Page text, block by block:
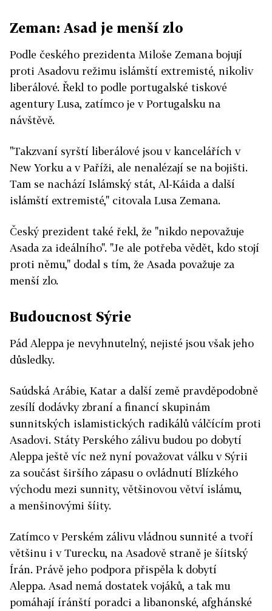
Zeman: Asad je menší zlo
Podle českého prezidenta Miloše Zemana bojují
proti Asadovu režimu islámští extremisté, nikoliv
liberálové. Řekl to podle portugalské tiskové
agentury Lusa, zatímco je v Portugalsku na
návštěvě.
"Takzvaní syrští liberálové jsou v kancelářích v
New Yorku a v Paříži, ale nenalézají se na bojišti.
Tam se nachází Islámský stát, Al-Káida a další
islámští extremisté," citovala Lusa Zemana.
Český prezident také řekl, že "nikdo nepovažuje
Asada za ideálního". "Je ale potřeba vědět, kdo stojí
proti němu," dodal s tím, že Asada považuje za
menší zlo.
Budoucnost Sýrie
Pád Aleppa je nevyhnutelný, nejisté jsou však jeho
důsledky.
Saúdská Arábie, Katar a další země pravděpodobně
zesílí dodávky zbraní a financí skupinám
sunnitských islamistických radikálů válčícím proti
Asadovi. Státy Perského zálivu budou po dobytí
Aleppa ještě víc než nyní považovat válku v Sýrii
za součást širšího zápasu o ovládnutí Blízkého
východu mezi sunnity, většinovou větví islámu,
a menšinovými šíity.
Zatímco v Perském zálivu vládnou sunnité a tvoří
většinu i v Turecku, na Asadově straně je šíitský
Írán. Právě jeho podpora přispěla k dobytí
Aleppa. Asad nemá dostatek vojáků, a tak mu
pomáhají íránští poradci a libanonské, afghánské